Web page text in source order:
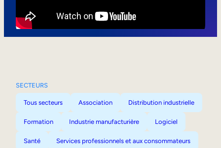
SECTEURS
Tous secteurs Association Distribution industrielle
Formation Industrie manufacturière Logiciel
Santé Services professionnels et aux consommateurs